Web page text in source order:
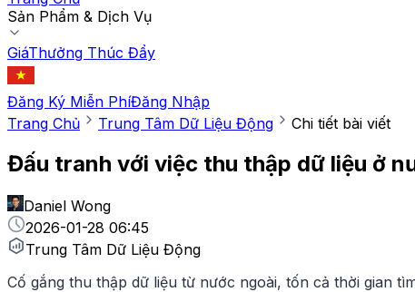
Sản Phẩm & Dịch Vụ
GiáThưởng Thúc Đẩy
Đăng Ký Miễn PhíĐăng Nhập
Trang Chủ
Trung Tâm Dữ Liệu Động Chi tiết bài viết
Đấu tranh với việc thu thập dữ liệu ở
Daniel Wong
2026-01-28 06:45
Trung Tâm Dữ Liệu Động
Cố gắng thu thập dữ liệu từ nước ngoài, tốn cả thời gian